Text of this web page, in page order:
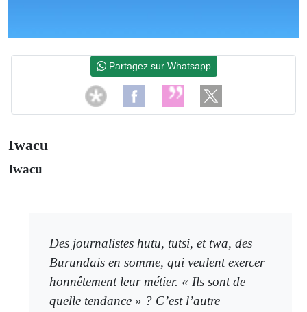
Iwacu
Iwacu
Des journalistes hutu, tutsi, et twa, des
Burundais en somme, qui veulent exercer
honnêtement leur métier. « Ils sont de
quelle tendance » ? C’est l’autre
Partagez sur Whatsapp